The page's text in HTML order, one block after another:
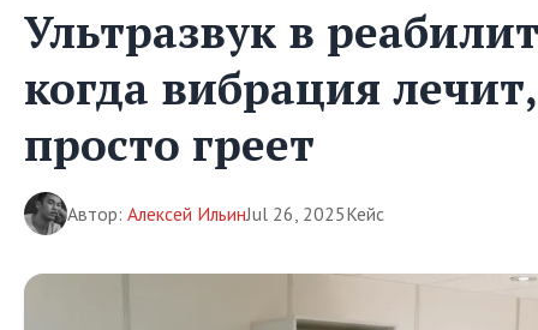
Ультразвук в
когда вибрация
просто греет
Автор: Алексей ИльинJul 26, 2025Кейс